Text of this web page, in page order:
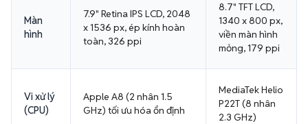
Màn
hình
7.9" Retina IPS LCD, 2048
x 1536 px, ép kính hoàn
toàn, 326 ppi
8.7" TFT LCD,
1340 x 800 px,
viền màn hình
mỏng, 179 ppi
Vi xử lý
(CPU)
Apple A8 (2 nhân 1.5
GHz) tối ưu hóa ổn định
MediaTek Helio
P22T (8 nhân
2.3 GHz)